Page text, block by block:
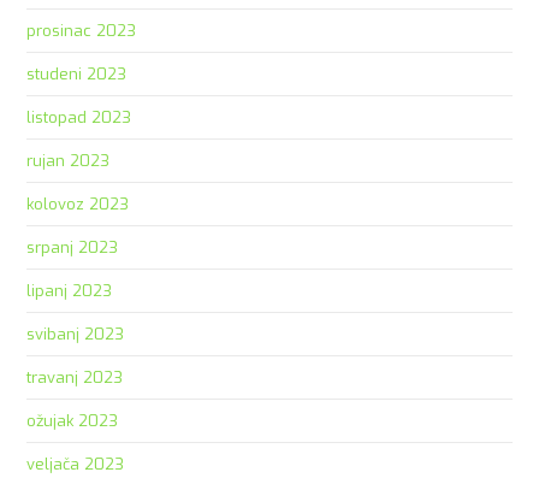
prosinac 2023
studeni 2023
listopad 2023
rujan 2023
kolovoz 2023
srpanj 2023
lipanj 2023
svibanj 2023
travanj 2023
ožujak 2023
veljača 2023